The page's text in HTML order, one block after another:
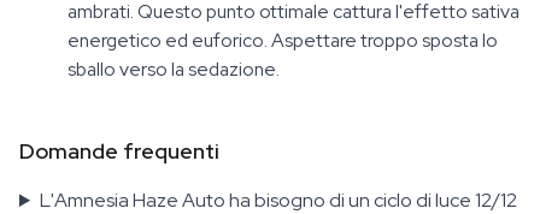
ambrati. Questo punto ottimale cattura l'effetto sativa
energetico ed euforico. Aspettare troppo sposta lo
sballo verso la sedazione.
Domande frequenti
L'Amnesia Haze Auto ha bisogno di un ciclo di luce 12/12